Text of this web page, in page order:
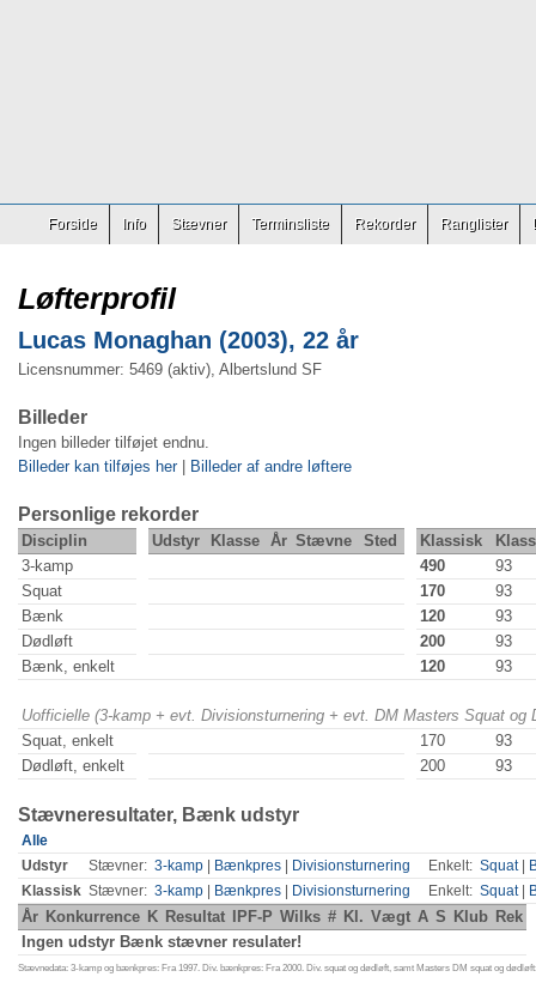
Forside Info Stævner Terminsliste Rekorder Ranglister
Løfterprofil
Lucas Monaghan (2003), 22 år
Licensnummer: 5469 (aktiv), Albertslund SF
Billeder
Ingen billeder tilføjet endnu.
Billeder kan tilføjes her| Billeder af andre løftere
Personlige rekorder
Disciplin Udstyr Klasse År Stævne Sted Klassisk
3-kamp
490
93
Squat
170
93
Bænk
120
93
Dødløft
200
93
Bænk, enkelt
120 93
Uofficielle (3-kamp + evt. Divisionsturnering + evt. DM Masters Squat
Squat, enkelt
170
93
Dødløft, enkelt
200 93
Stævneresultater, Bænk udstyr
Alle
Udstyr
Stævner: 3-kamp Bænkpres Divisionsturnering Enkelt: Squat|
Klassisk Stævner: 3-kamp Bænkpres Divisionsturnering Enkelt: Squat|
År Konkurrence K Resultat IPF-P Wilks # Kl. Vægt A S Klub Rek
Ingen udstyr Bænk stævner resulater!
Stævnedata: 3-kamp og bænkpres: Fra 1997. Div. bænkpres: Fra 2000. Div. squat og dødløft, samt Masters DM squat og